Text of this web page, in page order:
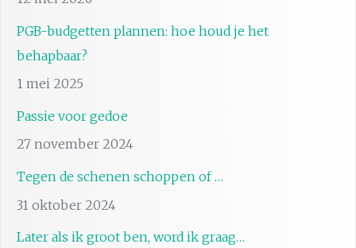
PGB-budgetten plannen: hoe houd je het
behapbaar?
1 mei 2025
Passie voor gedoe
27 november 2024
Tegen de schenen schoppen of …
31 oktober 2024
Later als ik groot ben, word ik graag…